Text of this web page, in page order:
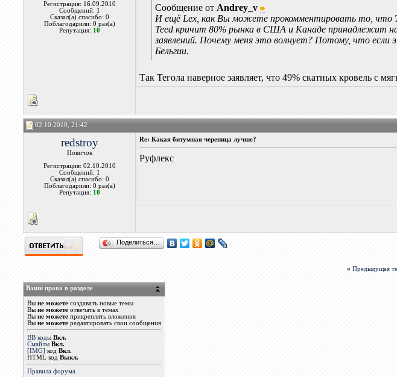
Регистрация: 16.09.2010
Сообщений: 1
Сказал(а) спасибо: 0
Поблагодарили: 0 раз(а)
Репутация: 10
Сообщение от Andrey_v
И ещё Lex, как Вы можете прокомментировать то, что
Teed кричит 80% рынка в США и Канаде принадлежит
заявлений. Почему меня это волнует? Потому, что
Бельгии.
Так Тегола наверное заявляет, что 49% скатных кровель с
02.10.2010, 21:42
redstroy
Новичок
Регистрация: 02.10.2010
Сообщений: 1
Сказал(а) спасибо: 0
Поблагодарили: 0 раз(а)
Репутация: 10
Re: Какая битумная черепица лучше?
Руфлекс
Поделиться…
« Предыдущая
Ваши права в разделе
Выне можете создавать новые темы
Выне можете отвечать в темах
Выне можете прикреплять вложения
Выне можете редактировать свои сообщения
BB коды Вкл.
Смайлы Вкл.
[IMG] кодВкл.
HTML кодВыкл.
Правила форума